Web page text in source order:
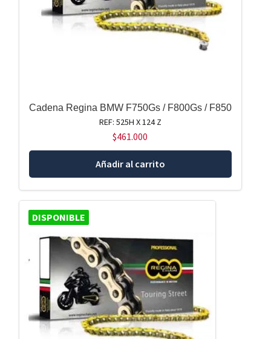
Cadena Regina BMW F750Gs / F800Gs / F850
REF: 525H X 124 Z
$461.000
Añadir al carrito
DISPONIBLE